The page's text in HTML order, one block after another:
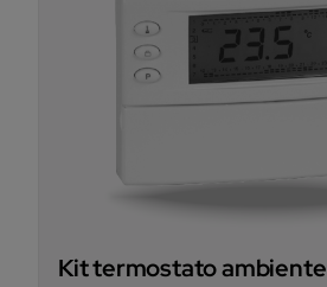
Kit termostato ambiente